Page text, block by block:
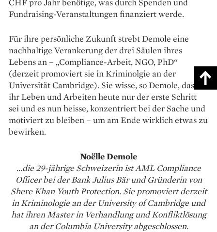
Fundraising-Veranstaltungen finanziert werde.
Für ihre persönliche Zukunft strebt Demole eine
nachhaltige Verankerung der drei Säulen ihres
Lebens an – „Compliance-Arbeit, NGO, PhD“
(derzeit promoviert sie in Kriminolgie an der
Universität Cambridge). Sie wisse, so Demole, dass
ihr Leben und Arbeiten heute nur der erste Schritt
sei und es nun heisse, konzentriert bei der Sache und
motiviert zu bleiben – um am Ende wirklich etwas zu
bewirken.
Noëlle Demole
...die 29-jährige Schweizerin ist AML Compliance
Officer bei der Bank Julius Bär und Gründerin von
Shere Khan Youth Protection. Sie promoviert derzeit
in Kriminologie an der University of Cambridge und
hat ihren Master in Verhandlung und Konfliktlösung
an der Columbia University abgeschlossen.